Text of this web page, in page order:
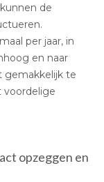
de
per jaar, in
en naar
gemakkelijk te
voordelige
opzeggen en